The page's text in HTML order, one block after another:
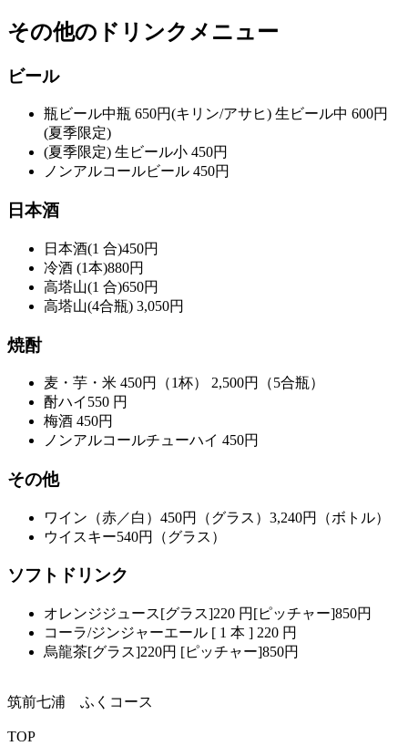
その他のドリンクメニュー
ビール
瓶ビール中瓶 650円(キリン/アサヒ) 生ビール中 600円
(夏季限定)
(夏季限定) 生ビール小 450円
ノンアルコールビール 450円
日本酒
日本酒(1 合)450円
冷酒 (1本)880円
高塔山(1 合)650円
高塔山(4合瓶) 3,050円
焼酎
麦・芋・米 450円（1杯） 2,500円（5合瓶）
酎ハイ550 円
梅酒 450円
ノンアルコールチューハイ 450円
その他
ワイン（赤／白）450円（グラス）3,240円（ボトル）
ウイスキー540円（グラス）
ソフトドリンク
オレンジジュース[グラス]220 円[ピッチャー]850円
コーラ/ジンジャーエール [ 1 本 ] 220 円
烏龍茶[グラス]220円 [ピッチャー]850円
筑前七浦 ふくコース
TOP